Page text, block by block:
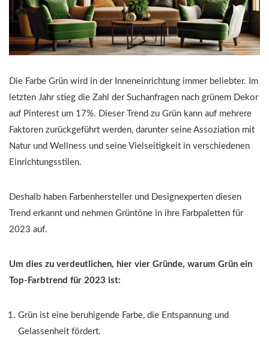
Die Farbe Grün wird in der Inneneinrichtung immer beliebter. Im
letzten Jahr stieg die Zahl der Suchanfragen nach grünem Dekor
auf Pinterest um 17%. Dieser Trend zu Grün kann auf mehrere
Faktoren zurückgeführt werden, darunter seine Assoziation mit
Natur und Wellness und seine Vielseitigkeit in verschiedenen
Einrichtungsstilen.
Deshalb haben Farbenhersteller und Designexperten diesen
Trend erkannt und nehmen Grüntöne in ihre Farbpaletten für
2023 auf.
Um dies zu verdeutlichen, hier vier Gründe, warum Grün ein
Top-Farbtrend für 2023 ist:
Grün ist eine beruhigende Farbe, die Entspannung und
Gelassenheit fördert.